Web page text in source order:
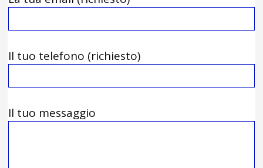
Il tuo telefono (richiesto)
Il tuo messaggio